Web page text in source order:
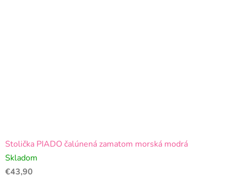
Stolička PIADO čalúnená zamatom morská modrá
Skladom
€43,90